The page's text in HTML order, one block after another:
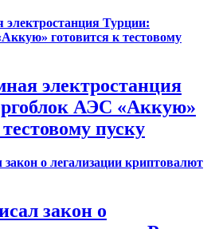
электростанция
АЭС «Аккую»
пуску
закон о